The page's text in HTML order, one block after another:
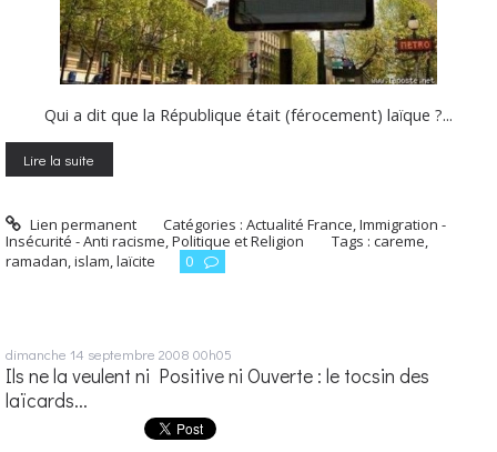
Qui a dit que la République était (férocement) laïque ?...
Lire la suite
Lien permanent Catégories :Actualité France,Immigration -
Insécurité - Anti racisme,Politique et Religion Tags : careme,
ramadan,islam,laïcite 0
dimanche 14 septembre 2008 00h05
Ils ne la veulent ni Positive ni Ouverte : le tocsin des
laïcards...